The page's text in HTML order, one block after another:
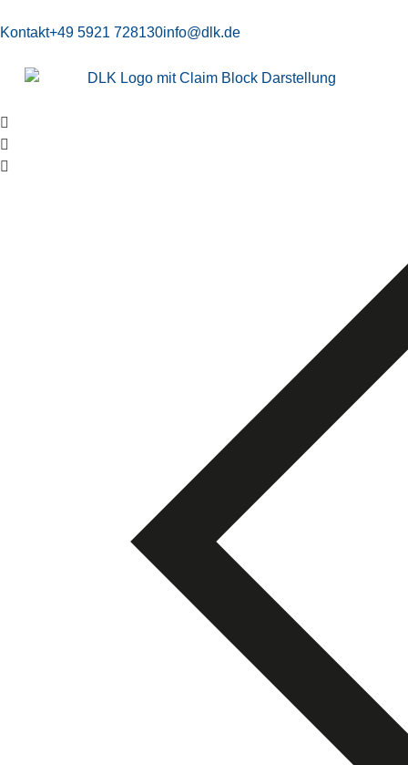
Kontakt+49 5921 728130info@dlk.de